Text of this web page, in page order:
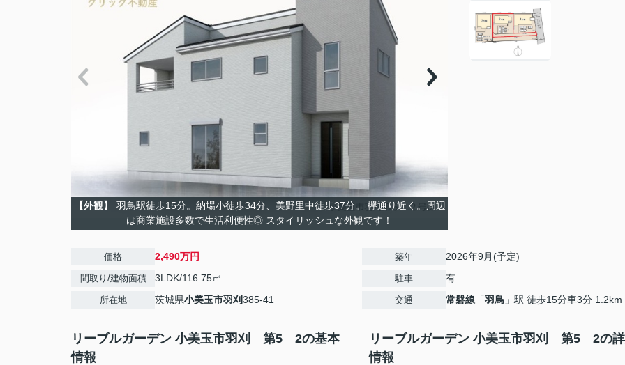
【外観】
羽鳥駅徒歩15分。納場小徒歩34分、美野里中徒歩37分。 欅通り近く。周辺
は商業施設多数で生活利便性◎ スタイリッシュな外観です！
価格 2,490万円
間取り/建物面積 3LDK/116.75㎡
所在地 茨城県小美玉市羽刈385-41
築年 2026年9月(予定)
駐車 有
交通 常磐線 「羽鳥 」駅 徒歩15分車3分 1.2km
リーブルガーデン 小美玉市羽刈 第5 2の基本
情報
リーブルガーデン 小美玉市羽刈 第5 2の
情報